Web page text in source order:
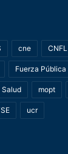
cne CNFL
Fuerza Pública
Salud mopt
ucr